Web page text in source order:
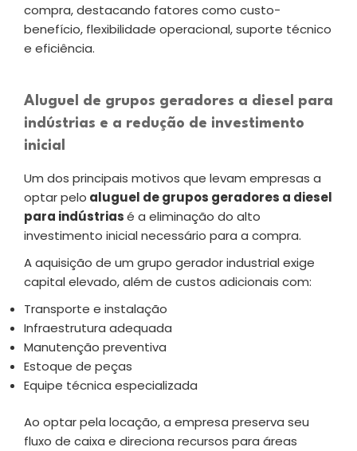
compra, destacando fatores como custo-
benefício, flexibilidade operacional, suporte técnico
e eficiência.
Aluguel de grupos geradores a diesel para
indústrias e a redução de investimento
inicial
Um dos principais motivos que levam empresas a
optar pelo aluguel de grupos geradores a diesel
para indústriasé a eliminação do alto
investimento inicial necessário para a compra.
A aquisição de um grupo gerador industrial exige
capital elevado, além de custos adicionais com:
Transporte e instalação
Infraestrutura adequada
Manutenção preventiva
Estoque de peças
Equipe técnica especializada
Ao optar pela locação, a empresa preserva seu
fluxo de caixa e direciona recursos para áreas